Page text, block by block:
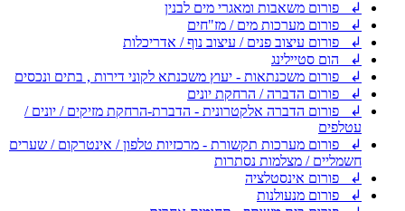
↲ פורום משאבות ומאגרי מים לבנין
↲ פורום מערכות מים / מז"חים
↲ פורום עיצוב פנים / עיצוב נוף / אדריכלות
↲ הום סטיילינג
↲ פורום משכנתאות - יעוץ משכנתא לקוני דירות , בתים ונכסים
↲ פורום הדברה / הרחקת יונים
↲ פורום הדברה אלקטרונית - הדברת-הרחקת מזיקים / יונים /
עטלפים
↲ פורום מערכות תקשורת - מרכזיות טלפון / אינטרקום / שערים
חשמליים / מצלמות נסתרות
↲ פורום אינסטלציה
↲ פורום מנעולנות